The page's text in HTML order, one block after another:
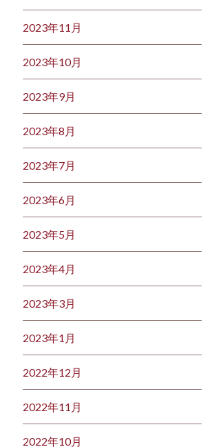
2023年11月
2023年10月
2023年9月
2023年8月
2023年7月
2023年6月
2023年5月
2023年4月
2023年3月
2023年1月
2022年12月
2022年11月
2022年10月